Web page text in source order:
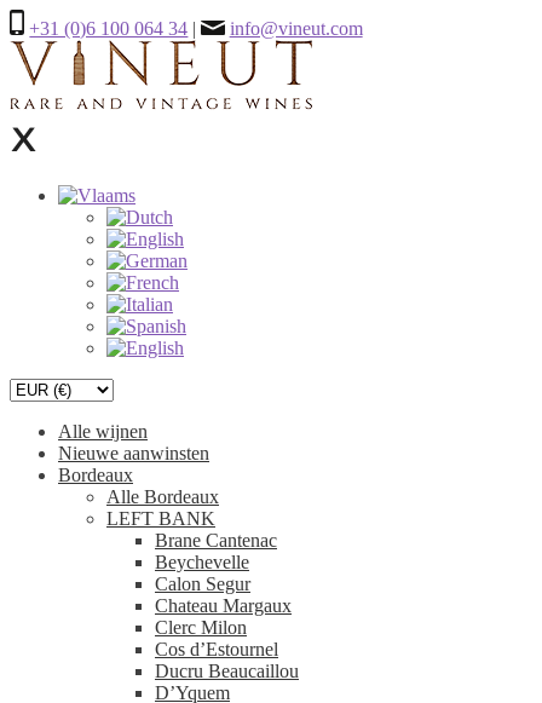
+31 (0)6 100 064 34 | info@vineut.com
Alle wijnen
Nieuwe aanwinsten
Bordeaux
Alle Bordeaux
LEFT BANK
Brane Cantenac
Beychevelle
Calon Segur
Chateau Margaux
Clerc Milon
Cos d’Estournel
Ducru Beaucaillou
D’Yquem